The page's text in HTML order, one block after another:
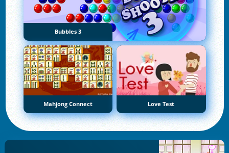
Bubbles 3
Mahjong Connect Love Test